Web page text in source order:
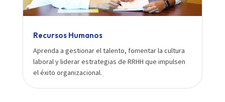
Recursos Humanos
Aprenda a gestionar el talento, fomentar la cultura
laboral y liderar estrategias de RRHH que impulsen
el éxito organizacional.